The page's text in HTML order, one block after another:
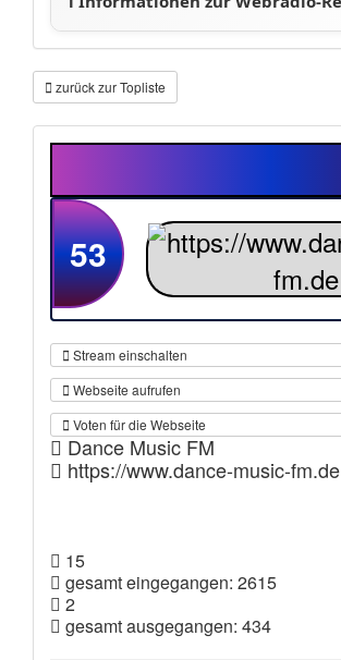
zurück zur Topliste
53
Stream einschalten
Webseite aufrufen
Voten für die Webseite
Dance Music FM
https://www.dance-music-fm.de
15
gesamt eingegangen: 2615
2
gesamt ausgegangen: 434